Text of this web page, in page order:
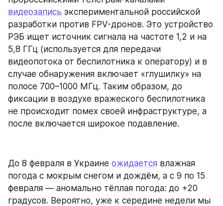
видеозапись экспериментальной российской
разработки против FPV-дронов. Это устройство
РЭБ ищет источник сигнала на частоте 1,2 и на
5,8 ГГц (используется для передачи
видеопотока от беспилотника к оператору) и в
случае обнаружения включает «глушилку» на
полосе 700–1000 МГц. Таким образом, до
фиксации в воздухе вражеского беспилотника
не происходит помех своей инфраструктуре, а
после включается широкое подавление.
До 8 февраля в Украине ожидается влажная
погода с мокрым снегом и дождём, а с 9 по 15
февраля — аномально тёплая погода: до +20
градусов. Вероятно, уже к середине недели мы